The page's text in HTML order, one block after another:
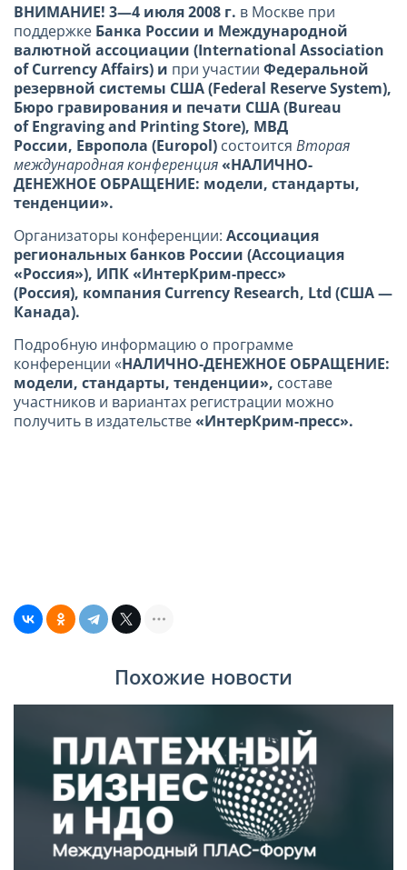
ВНИМАНИЕ! 3—4 июля 2008 г. в Москве при
поддержке Банка России и Международной
валютной ассоциации (International Association
of CurrencyAffairs) и при участии Федеральной
резервной системы США (Federal ReserveSystem),
Бюро гравирования и печати США (Bureau
of Engravingand PrintingStore), МВД
России, Европола (Europol) состоится Вторая
международная конференция«НАЛИЧНО-
ДЕНЕЖНОЕ ОБРАЩЕНИЕ: модели, стандарты,
тенденции».
Организаторы конференции: Ассоциация
региональных банков России (Ассоциация
«Россия»), ИПК «ИнтерКрим-пресс»
(Россия), компания Currency Research, Ltd (США —
Канада).
Подробную информацию о программе
конференции «НАЛИЧНО-ДЕНЕЖНОЕ ОБРАЩЕНИЕ:
модели, стандарты, тенденции», составе
участников и вариантах регистрации можно
получить в издательстве«ИнтерКрим-пресс».
Похожие новости